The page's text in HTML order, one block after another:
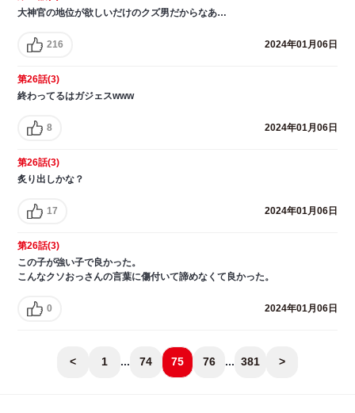
大神官の地位が欲しいだけのクズ男だからなあ…
216 2024年01月06日
第26話(3)
終わってるはガジェスwww
8 2024年01月06日
第26話(3)
炙り出しかな？
17 2024年01月06日
第26話(3)
この子が強い子で良かった。
こんなクソおっさんの言葉に傷付いて諦めなくて良かった。
0 2024年01月06日
< 1 ... 74 75 76 ... 381 >